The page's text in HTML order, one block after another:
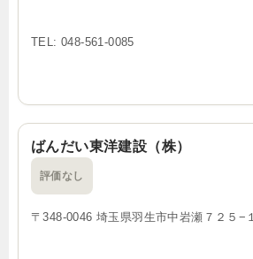
TEL: 048-561-0085
ばんだい東洋建設（株）
評価なし
〒348-0046 埼玉県羽生市中岩瀬７２５−１